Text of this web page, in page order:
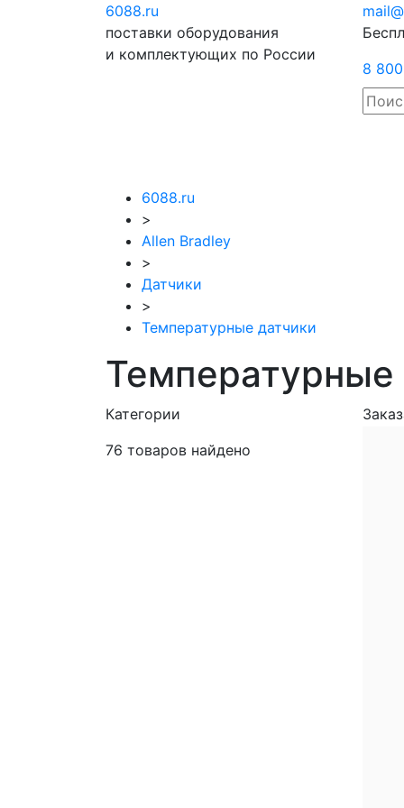
6088.ru
поставки оборудования
и комплектующих по России
8
6088.ru
>
Allen Bradley
>
Датчики
>
Температурные датчики
Температурные
Категории
76 товаров найдено
Отправить